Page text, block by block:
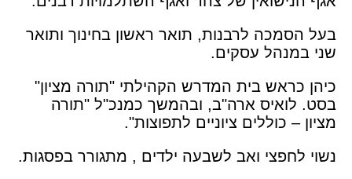
בעל הסמכה לרבנות, תואר ראשון בחינוך ותואר
שני במנהל עסקים.
כיהן כראש בית המדרש הקהילתי "תורה מציון"
בסט. לואיס ארה"ב, ובהמשך כמנכ"ל "תורה
מציון – כוללים ציוניים לתפוצות".
נשוי לחפצי ואב לשבעה ילדים , מתגורר בפסגות.